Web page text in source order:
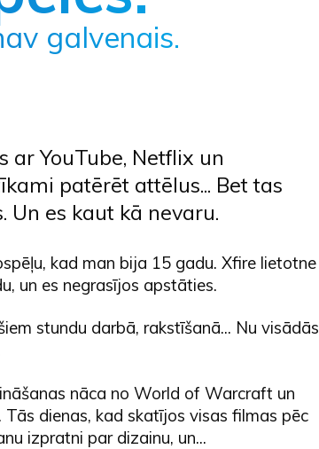
galvenais.
ar YouTube, Netflix un
patērēt attēlus... Bet tas
Un es kaut kā nevaru.
kad man bija 15 gadu. Xfire lietotne
un es negrasījos apstāties.
stundu darbā, rakstīšanā... Nu visādās
nāca no World of Warcraft un
dienas, kad skatījos visas filmas pēc
izpratni par dizainu, un...